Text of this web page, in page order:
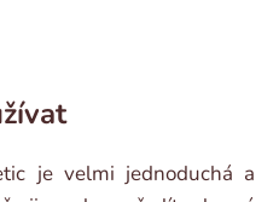
je velmi jednoduchá a